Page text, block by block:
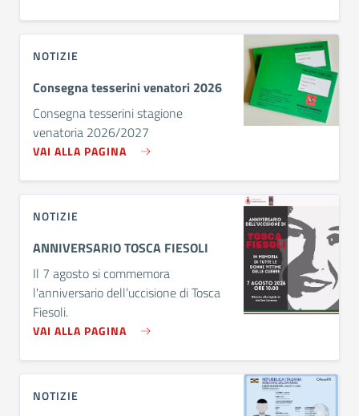
NOTIZIE
Consegna tesserini venatori 2026
Consegna tesserini stagione
venatoria 2026/2027
VAI ALLA PAGINA
NOTIZIE
ANNIVERSARIO TOSCA FIESOLI
Il 7 agosto si commemora
l'anniversario dell’uccisione di Tosca
Fiesoli.
VAI ALLA PAGINA
NOTIZIE